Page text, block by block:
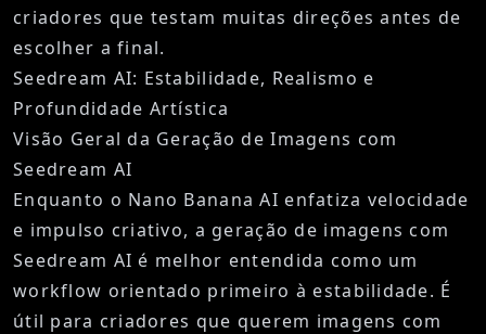
criadores que testam muitas direções antes de
escolher a final.
Seedream AI: Estabilidade, Realismo e
Profundidade Artística
Visão Geral da Geração de Imagens com
Seedream AI
Enquanto o Nano Banana AI enfatiza velocidade
e impulso criativo, a geração de imagens com
Seedream AI é melhor entendida como um
workflow orientado primeiro à estabilidade. É
útil para criadores que querem imagens com